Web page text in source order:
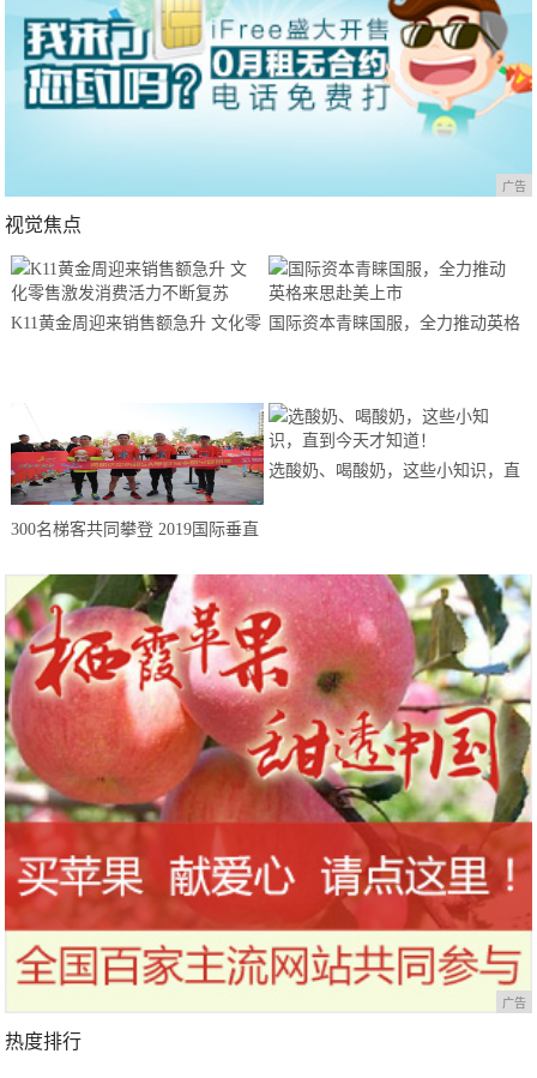
广告
视觉焦点
K11黄金周迎来销售额急升 文化零
国际资本青睐国服，全力推动英格
300名梯客共同攀登 2019国际垂直
站欢乐开跑
选酸奶、喝酸奶，这些小知识，直
广告
热度排行